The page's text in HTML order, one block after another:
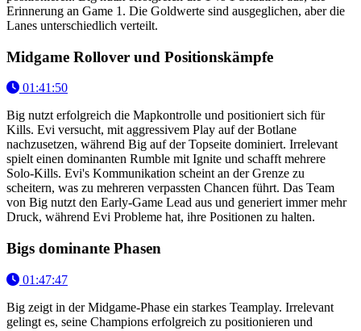
Erinnerung an Game 1. Die Goldwerte sind ausgeglichen, aber die
Lanes unterschiedlich verteilt.
Midgame Rollover und Positionskämpfe
01:41:50
Big nutzt erfolgreich die Mapkontrolle und positioniert sich für
Kills. Evi versucht, mit aggressivem Play auf der Botlane
nachzusetzen, während Big auf der Topseite dominiert. Irrelevant
spielt einen dominanten Rumble mit Ignite und schafft mehrere
Solo-Kills. Evi's Kommunikation scheint an der Grenze zu
scheitern, was zu mehreren verpassten Chancen führt. Das Team
von Big nutzt den Early-Game Lead aus und generiert immer mehr
Druck, während Evi Probleme hat, ihre Positionen zu halten.
Bigs dominante Phasen
01:47:47
Big zeigt in der Midgame-Phase ein starkes Teamplay. Irrelevant
gelingt es, seine Champions erfolgreich zu positionieren und